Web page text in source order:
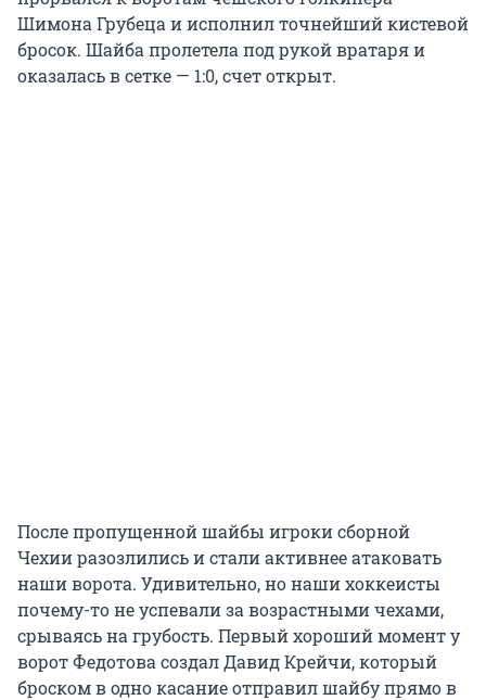
Шимона Грубеца и исполнил точнейший кистевой
бросок. Шайба пролетела под рукой вратаря и
оказалась в сетке — 1:0, счет открыт.
После пропущенной шайбы игроки сборной
Чехии разозлились и стали активнее атаковать
наши ворота. Удивительно, но наши хоккеисты
почему-то не успевали за возрастными чехами,
срываясь на грубость. Первый хороший момент у
ворот Федотова создал Давид Крейчи, который
броском в одно касание отправил шайбу прямо в